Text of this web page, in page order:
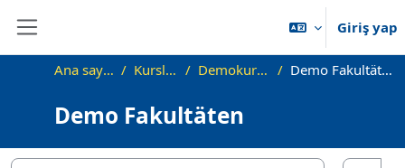
Giriş yap
Ana sayfa Kurslar Demokurse Demo Fakultäten
Demo Fakultäten